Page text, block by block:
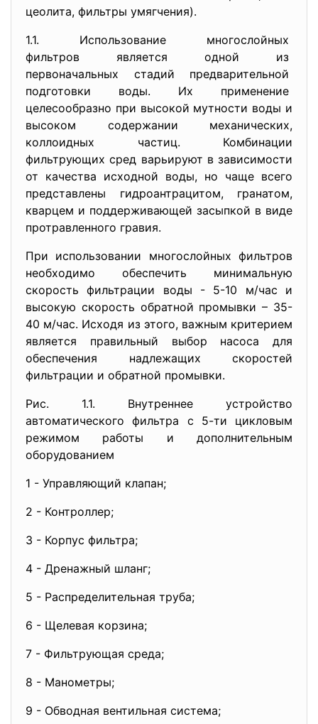
цеолита, фильтры умягчения).
1.1. Использование многослойных
фильтров является одной из
первоначальных стадий предварительной
подготовки воды. Их применение
целесообразно при высокой мутности воды и
высоком содержании механических,
коллоидных частиц. Комбинации
фильтрующих сред варьируют в зависимости
от качества исходной воды, но чаще всего
представлены гидроантрацитом, гранатом,
кварцем и поддерживающей засыпкой в виде
протравленного гравия.
При использовании многослойных фильтров
необходимо обеспечить минимальную
скорость фильтрации воды - 5-10 м/час и
высокую скорость обратной промывки – 35-
40 м/час. Исходя из этого, важным критерием
является правильный выбор насоса для
обеспечения надлежащих скоростей
фильтрации и обратной промывки.
Рис. 1.1. Внутреннее устройство
автоматического фильтра с 5-ти цикловым
режимом работы и дополнительным
оборудованием
1 - Управляющий клапан;
2 - Контроллер;
3 - Корпус фильтра;
4 - Дренажный шланг;
5 - Распределительная труба;
6 - Щелевая корзина;
7 - Фильтрующая среда;
8 - Манометры;
9 - Обводная вентильная система;